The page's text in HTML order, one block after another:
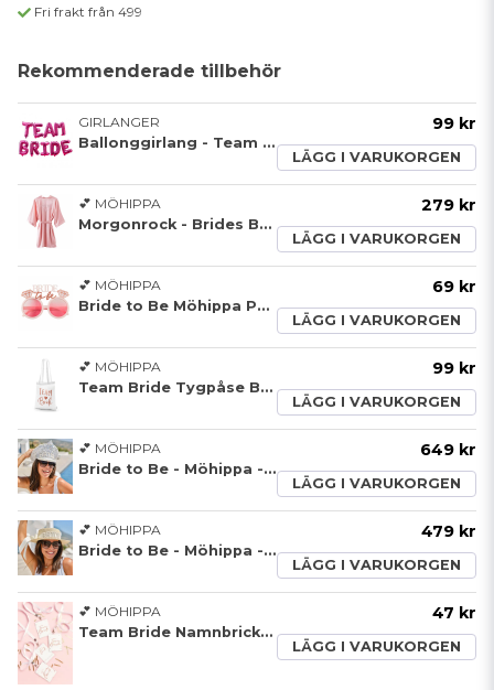
Fri frakt från 499
Rekommenderade tillbehör
GIRLANGER
Ballonggirlang - Team Bride
99 kr
LÄGG I VARUKORGEN
💕 MÖHIPPA
Morgonrock - Brides Besties
279 kr
LÄGG I VARUKORGEN
💕 MÖHIPPA
Bride to Be Möhippa Party Solglasögon
69 kr
LÄGG I VARUKORGEN
💕 MÖHIPPA
Team Bride Tygpåse Bomull
99 kr
LÄGG I VARUKORGEN
💕 MÖHIPPA
Bride to Be - Möhippa - Partyhatt
649 kr
LÄGG I VARUKORGEN
💕 MÖHIPPA
Bride to Be - Möhippa - Stråhatt
479 kr
LÄGG I VARUKORGEN
💕 MÖHIPPA
Team Bride Namnbrickor
47 kr
LÄGG I VARUKORGEN